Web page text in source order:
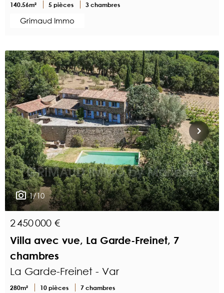
140.56m² 5 pièces 3 chambres
Grimaud Immo
1/10
2 450 000 €
Villa avec vue, La Garde-Freinet, 7
chambres
La Garde-Freinet - Var
280m² 10 pièces 7 chambres